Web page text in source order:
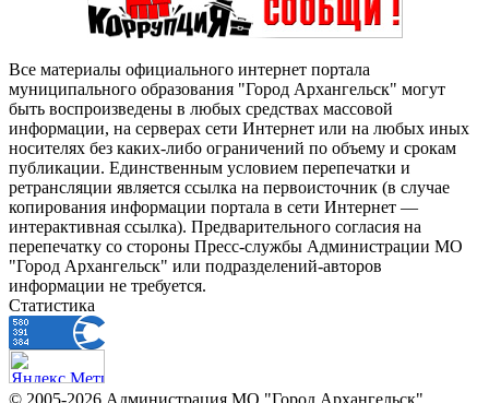
Все материалы официального интернет портала
муниципального образования "Город Архангельск" могут
быть воспроизведены в любых средствах массовой
информации, на серверах сети Интернет или на любых иных
носителях без каких-либо ограничений по объему и срокам
публикации. Единственным условием перепечатки и
ретрансляции является ссылка на первоисточник (в случае
копирования информации портала в сети Интернет —
интерактивная ссылка). Предварительного согласия на
перепечатку со стороны Пресс-службы Администрации МО
"Город Архангельск" или подразделений-авторов
информации не требуется.
Статистика
© 2005-2026 Администрация МО "Город Архангельск"